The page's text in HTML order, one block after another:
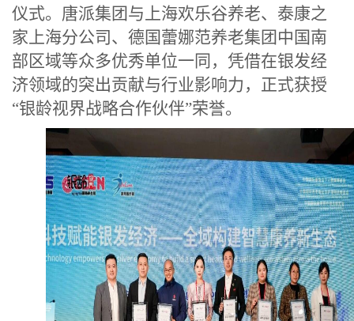
仪式。唐派集团与上海欢乐谷养老、泰康之
家上海分公司、德国蕾娜范养老集团中国南
部区域等众多优秀单位一同，凭借在银发经
济领域的突出贡献与行业影响力，正式获授
“银龄视界战略合作伙伴”荣誉。